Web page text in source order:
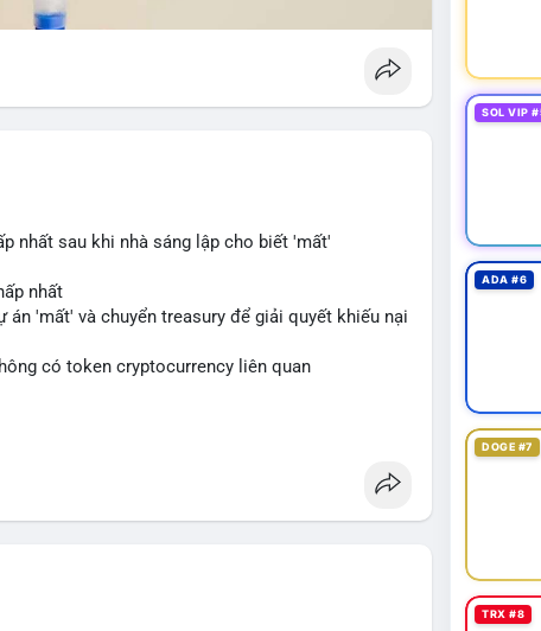
nhất sau khi nhà sáng lập cho biết 'mất'
nhất
án 'mất' và chuyển treasury để giải quyết khiếu nại
có token cryptocurrency liên quan
SOL VIP
ADA #6
DOGE #7
TRX #8